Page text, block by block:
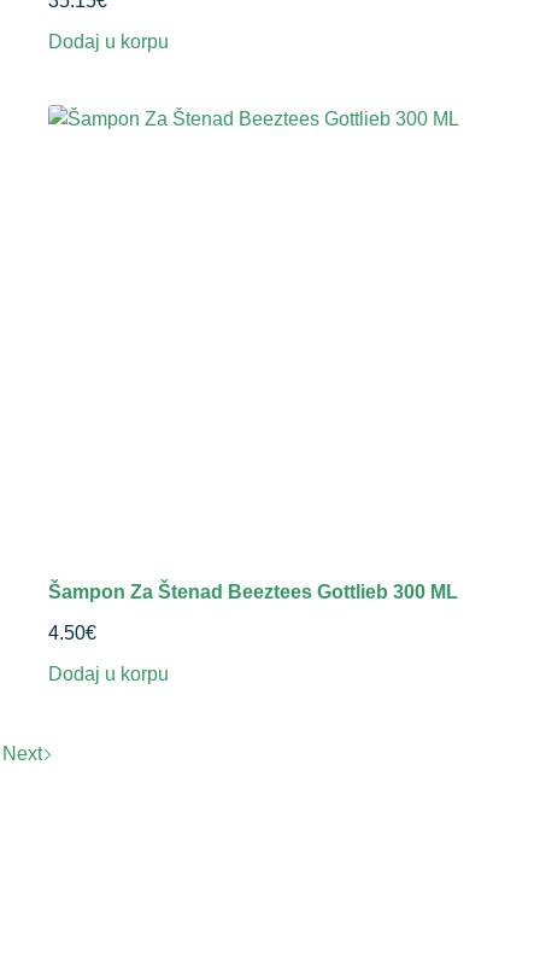
Dodaj u korpu
Šampon Za Štenad Beeztees Gottlieb 300 ML
4.50€
Dodaj u korpu
Next